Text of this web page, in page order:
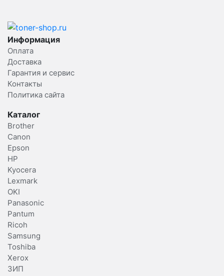
Информация
Оплата
Доставка
Гарантия и сервис
Контакты
Политика сайта
Каталог
Brother
Canon
Epson
HP
Kyocera
Lexmark
OKI
Panasonic
Pantum
Ricoh
Samsung
Toshiba
Xerox
ЗИП